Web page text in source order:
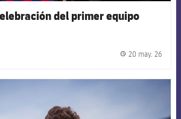
del primer equipo
20 may. 26